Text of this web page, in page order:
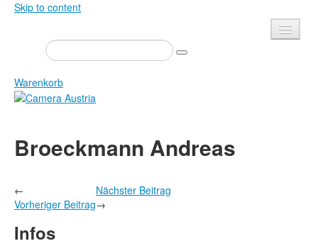
Skip to content
Presse
Veranstaltungen
Newsletter
Über uns
Shop
Warenkorb
Zeitschrift
Bücher
Broeckmann Andreas
←
Vorheriger Beitrag
Nächster Beitrag
→
Infos